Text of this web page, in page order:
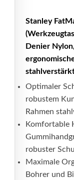
Stanley
Denier
Optimaler
robustem
Rahmen
Komfortable
robuster
Maximale
Bohrer und